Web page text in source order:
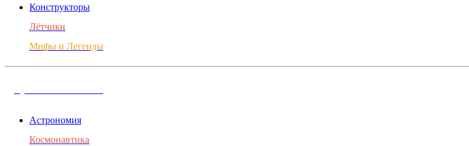
Конструкторы
Лётчики
Мифы и Легенды
Астрономия
Космонавтика